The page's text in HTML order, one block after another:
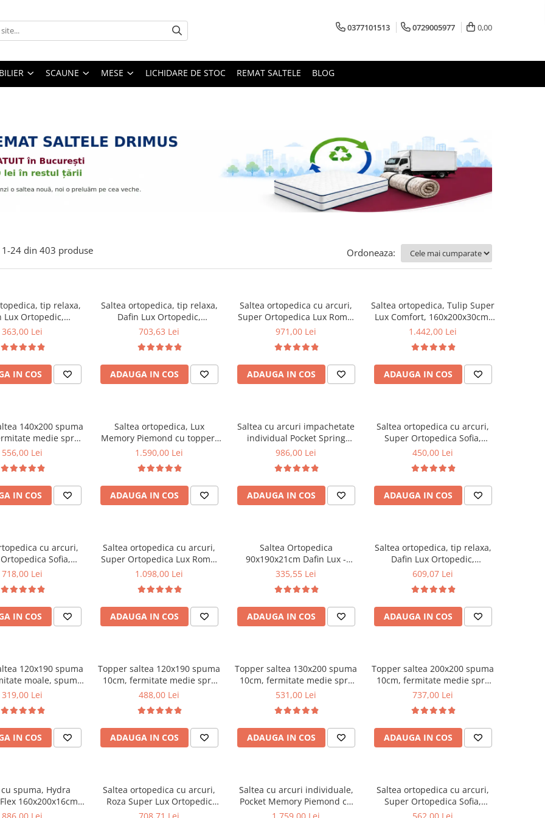
0377101513 0729005977 0,00
SCAUNE MESE LICHIDARE DE STOC REMAT SALTELE BLOG
1-24 din 403 produse Ordoneaza:
tip relaxa,
Lux Ortopedic,
fermitate
vara-iarna, sistem
cu butoni, Salt
Confort
363,00 Lei
IN COS
Saltea ortopedica, tip relaxa,
Dafin Lux Ortopedic,
160x200x21cm, fermitate
Bonell, fata vara-iarna, sistem
de aerisire cu butoni, Salt
Confort
703,63 Lei
ADAUGA IN COS
Saltea ortopedica cu arcuri,
Super Ortopedica Lux Roma,
160x200x23cm, fermitate tare,
vara-iarna, sistem aerisire
perimetral, Saltex
971,00 Lei
ADAUGA IN COS
Saltea ortopedica, Tulip Super
Lux Comfort, 160x200x30cm,
fermitate tare, cu plasa de
aerisire banda Spaceair,
Saltsib
1.442,00 Lei
ADAUGA IN COS
140x200 spuma
medie spre
poliuretanica,
Saltsib
556,00 Lei
IN COS
Saltea ortopedica, Lux
Memory Piemond cu topper,
160x200x32cm, fermitate tare,
2,5 cm, husa matlasata,
sistem de aerisire perimetral,
greutate maxima sustinuta
120 kg/utilizator, Saltex
1.590,00 Lei
ADAUGA IN COS
Saltea cu arcuri impachetate
individual Pocket Spring
Milano, 140x200x24cm, cu
sistem de aerisire perimetral,
Saltex
986,00 Lei
ADAUGA IN COS
Saltea ortopedica cu arcuri,
Super Ortopedica Sofia,
100x200x20cm, fermitate
fata vara-iarna, sistem
aerisire cu butoni, Saltex
450,00 Lei
ADAUGA IN COS
cu arcuri,
Sofia,
fermitate
iarna, sistem
cu butoni, Saltex
718,00 Lei
IN COS
Saltea ortopedica cu arcuri,
Super Ortopedica Lux Roma,
180x200x23cm, fermitate tare,
vara-iarna, sistem aerisire
perimetral, Saltex
1.098,00 Lei
ADAUGA IN COS
Saltea Ortopedica
90x190x21cm Dafin Lux -
Arcuri Bonell, Fermitate
335,55 Lei
ADAUGA IN COS
Saltea ortopedica, tip relaxa,
Dafin Lux Ortopedic,
140x200x21cm, fermitate
Bonell, fata vara-iarna, sistem
de aerisire cu butoni, Salt
Confort
609,07 Lei
ADAUGA IN COS
120x190 spuma
moale, spuma
husa fixa
319,00 Lei
IN COS
Topper saltea 120x190 spuma
10cm, fermitate medie spre
tare, spuma poliuretanica,
microfibra, Saltsib
488,00 Lei
ADAUGA IN COS
Topper saltea 130x200 spuma
10cm, fermitate medie spre
tare, spuma poliuretanica,
microfibra, Saltsib
531,00 Lei
ADAUGA IN COS
Topper saltea 200x200 spuma
10cm, fermitate medie spre
tare, spuma poliuretanica,
microfibra, Saltsib
737,00 Lei
ADAUGA IN COS
spuma, Hydra
160x200x16cm,
mediu spre tare,
Saltea ortopedica cu arcuri,
Roza Super Lux Ortopedic
125x190x25cm, fermitate
Saltea cu arcuri individuale,
Pocket Memory Piemond cu
topper, 160x200x32cm,
Saltea ortopedica cu arcuri,
Super Ortopedica Sofia,
130x200x20cm, fermitate